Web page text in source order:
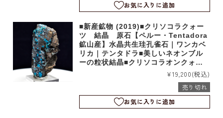
お気に入りに追加
■新産鉱物 (2019)■クリソコラクォー
ツ 結晶 原石【ペルー・Tentadora
鉱山産】水晶共生珪孔雀石｜ワンカベ
リカ｜テンタドラ■美しいネオンブル
ーの粒状結晶■クリソコラオンクォー
¥19,200(税込)
売り切れ
お気に入りに追加